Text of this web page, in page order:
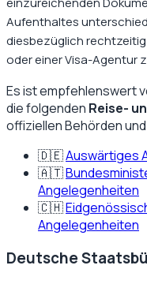
Aufenthaltes
diesbezüglich
oder einer Visa-Agentur
Es ist empfehlenswert
die folgenden Reise-
offiziellen Behörden
🇩🇪Auswärtiges
🇦🇹
Angelegenheiten
🇨🇭
Angelegenheiten
Deutsche